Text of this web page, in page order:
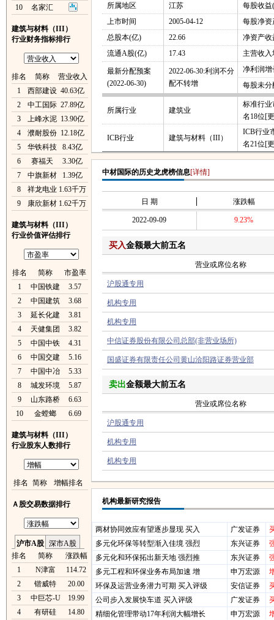
10
名家汇
建筑与材料（III）
行业财务指标排行
排名 简称
营业收入
1
西部建设 40.63亿
2
中工国际 27.89亿
3
上峰水泥 13.90亿
4
濮耐股份 12.18亿
5
华铁科技
8.43亿
6
赛福天
3.30亿
7
中旗新材
1.39亿
8
祥龙电业 1.63千万
9
康欣新材 1.62千万
建筑与材料（III）
行业价值评估排行
排名 简称
市盈率
1
中国铁建
3.57
2
中国建筑
3.68
3
延长化建
3.81
4
天健集团
3.82
5
中国中铁
4.31
6
中国交建
5.16
7
中国中冶
5.33
8
城发环境
5.87
9
山东路桥
6.63
10
金螳螂 6.69
建筑与材料（III）
行业股东人数排行
排名 简称 增幅排名
Ａ股交易数据排行
沪市A股 深市A股
排名
简称
涨跌幅
1
N津富
114.72
2
锴威特
20.00
3
中巨芯-U
19.99
4
有研硅
14.80
所属地区
江苏
每股收益
上市时间
2005-04-12
每股净资
总股本(亿)
22.66
净资产收
流通A股(亿)
17.43 主营收入
最新分配预案
(2022-06-30)
2022-06-30:利润不分
配不转增
净利润增
每股未分
所属行业 建筑业
标准行业
名18位[
ICB行业 建筑与材料（III）
ICB行业
名21位[
中材国际的历史龙虎榜信息[详情]
日 期 涨跌幅
2022-09-09 9.23%
买入金额最大前五名
营业或席位名称
沪股通专用
机构专用
机构专用
中信证券股份有限公司总部(非营业场所)
国盛证券有限责任公司黄山洽阳路证券营业部
卖出金额最大前五名
营业或席位名称
沪股通专用
机构专用
机构专用
机构最新研究报告
两材协同效应有望逐步显现 买入 广发证券
多元化环保等转型渐入佳境 强烈
东兴证券
多元化和环保拓出新天地 强烈推
东兴证券
多元工程和环保业务布局加速 增
申万宏源
环保及运营业务潜力可期 买入评级
安信证券
公司步入发展快车道 买入评级
广发证券
精细化管理带动17年利润大幅增长
申万宏源